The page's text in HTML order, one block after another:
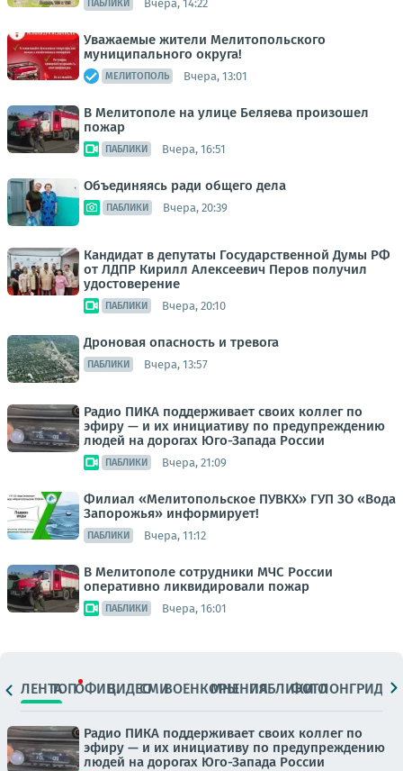
ПАБЛИКИ Вчера, 14:22
Уважаемые жители Мелитопольского
муниципального округа!
МЕЛИТОПОЛЬ Вчера, 13:01
В Мелитополе на улице Беляева произошел
пожар
ПАБЛИКИ Вчера, 16:51
Объединяясь ради общего дела
ПАБЛИКИ Вчера, 20:39
Кандидат в депутаты Государственной Думы РФ
от ЛДПР Кирилл Алексеевич Перов получил
удостоверение
ПАБЛИКИ Вчера, 20:10
Дроновая опасность и тревога
ПАБЛИКИ Вчера, 13:57
Радио ПИКА поддерживает своих коллег по
эфиру — и их инициативу по предупреждению
людей на дорогах Юго-Запада России
ПАБЛИКИ Вчера, 21:09
Филиал «Мелитопольское ПУВКХ» ГУП ЗО «Вода
Запорожья» информирует!
ПАБЛИКИ Вчера, 11:12
В Мелитополе сотрудники МЧС России
оперативно ликвидировали пожар
ПАБЛИКИ Вчера, 16:01
ЛЕНТАТОПОФИЦ.ВИДЕОСМИВОЕНКОРЫМНЕНИЯПАБЛИКИ
ФОТОЛОНГРИДЫ
Радио ПИКА поддерживает своих коллег по
эфиру — и их инициативу по предупреждению
людей на дорогах Юго-Запада России